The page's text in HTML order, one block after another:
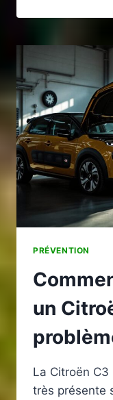
À
»
?
PRÉVENTION
un
La Citroën
très présente